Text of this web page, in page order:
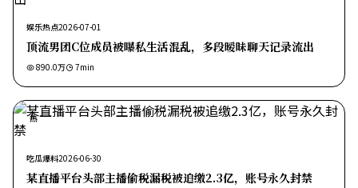
娱乐热点2026-07-01
顶流男团C位成员被曝私生活混乱，多段暧昧聊天记录流出
890.0万 7min
热
吃瓜爆料2026-06-30
某直播平台头部主播偷税漏税被追缴2.3亿，账号永久封禁